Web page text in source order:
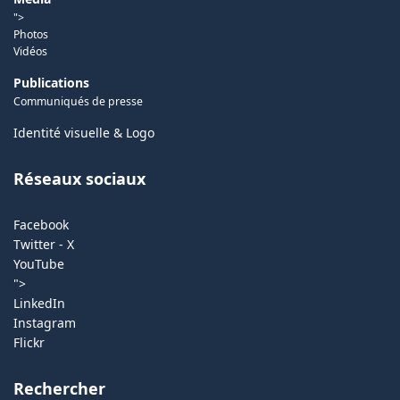
">
Photos
Vidéos
Publications
Communiqués de presse
Identité visuelle & Logo
Réseaux sociaux
Facebook
Twitter - X
YouTube
">
LinkedIn
Instagram
Flickr
Rechercher